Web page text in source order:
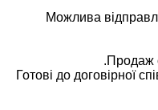
Можлива
Продаж
Готові до договірної